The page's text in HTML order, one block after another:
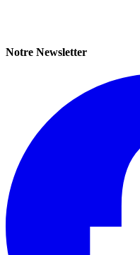
Notre Newsletter